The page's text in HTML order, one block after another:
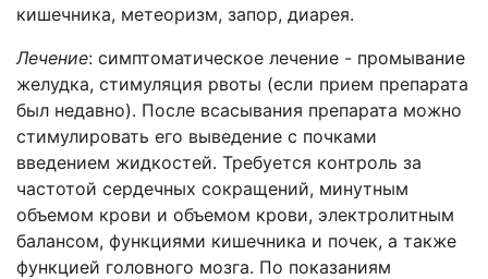
кишечника, метеоризм, запор, диарея.
Лечение: симптоматическое лечение - промывание
желудка, стимуляция рвоты (если прием препарата
был недавно). После всасывания препарата можно
стимулировать его выведение с почками
введением жидкостей. Требуется контроль за
частотой сердечных сокращений, минутным
объемом крови и объемом крови, электролитным
балансом, функциями кишечника и почек, а также
функцией головного мозга. По показаниям